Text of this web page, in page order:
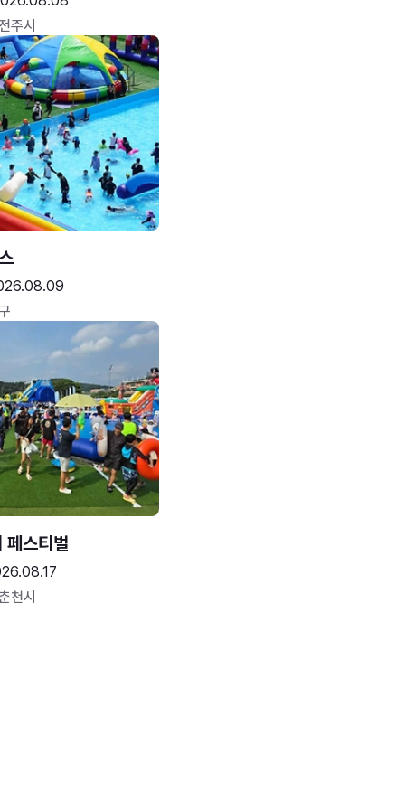
주시
페스티벌
천시